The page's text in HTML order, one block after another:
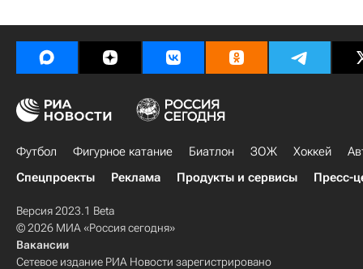
Футбол Фигурное катание Биатлон ЗОЖ Хоккей
Спецпроекты
Реклама Продукты и сервисы Пресс-
Версия 2023.1 Beta
© 2026 МИА «Россия сегодня»
Вакансии
Сетевое издание РИА Новости зарегистрировано